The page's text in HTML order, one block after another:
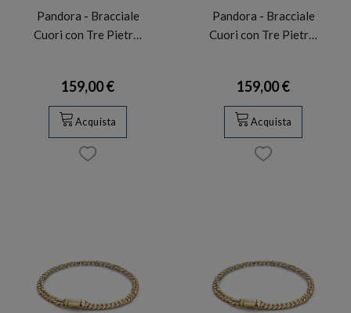
Pandora - Bracciale
Cuori con Tre Pietr…
159,00 €
Acquista
Pandora - Bracciale
Cuori con Tre Pietr…
159,00 €
Acquista